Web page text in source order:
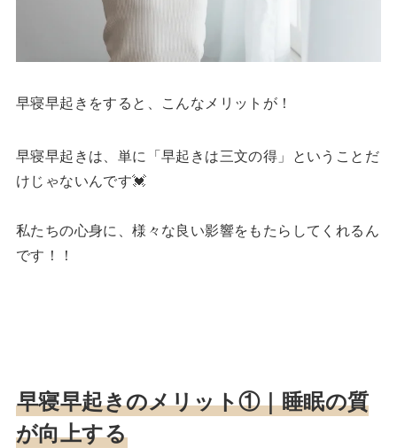
早寝早起きをすると、こんなメリットが！
早寝早起きは、単に「早起きは三文の得」ということだ
けじゃないんです💓
私たちの心身に、様々な良い影響をもたらしてくれるん
です！！
早寝早起きのメリット①｜睡眠の質
が向上する